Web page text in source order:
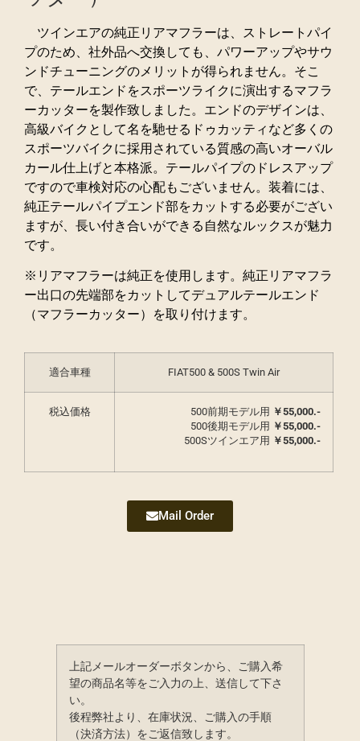
ツインエアの純正リアマフラーは、ストレートパイ
プのため、社外品へ交換しても、パワーアップやサウ
ンドチューニングのメリットが得られません。そこ
で、テールエンドをスポーツライクに演出するマフラ
ーカッターを製作致しました。エンドのデザインは、
高級バイクとして名を馳せるドゥカッティなど多くの
スポーツバイクに採用されている質感の高いオーバル
カール仕上げと本格派。テールパイプのドレスアップ
ですので車検対応の心配もございません。装着には、
純正テールパイプエンド部をカットする必要がござい
ますが、長い付き合いができる自然なルックスが魅力
です。
※リアマフラーは純正を使用します。純正リアマフラ
ー出口の先端部をカットしてデュアルテールエンド
（マフラーカッター）を取り付けます。
適合車種 FIAT500 & 500S Twin Air
税込価格 500前期モデル用 ￥55,000.-
500後期モデル用 ￥55,000.-
500Sツインエア用 ￥55,000.-
Mail Order
上記メールオーダーボタンから、ご購入希
望の商品名等をご入力の上、送信して下さ
い。
後程弊社より、在庫状況、ご購入の手順
（決済方法）をご返信致します。